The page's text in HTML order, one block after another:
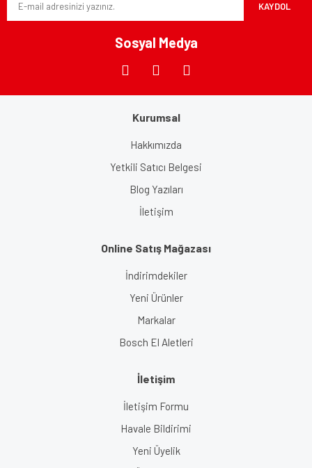
KAYDOL
Sosyal Medya
Kurumsal
Hakkımızda
Yetkili Satıcı Belgesi
Blog Yazıları
İletişim
Online Satış Mağazası
İndirimdekiler
Yeni Ürünler
Markalar
Bosch El Aletleri
İletişim
İletişim Formu
Havale Bildirimi
Yeni Üyelik